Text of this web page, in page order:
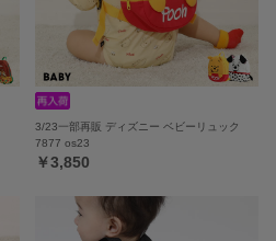
3/23一部再販 ディズニー ベビーリュック
7877 os23
￥3,850